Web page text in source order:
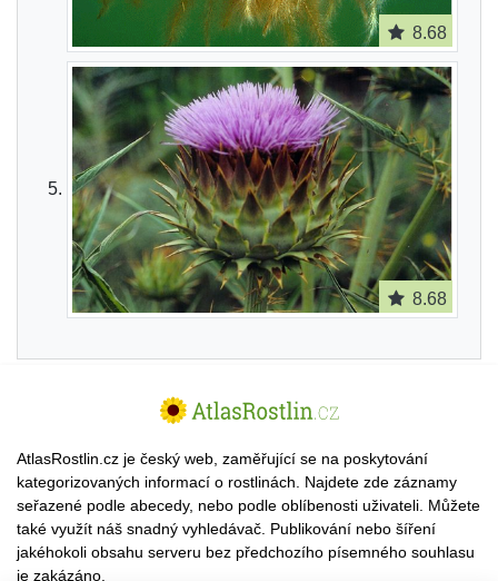
8.68
8.68
AtlasRostlin.cz je český web, zaměřující se na poskytování
kategorizovaných informací o rostlinách. Najdete zde záznamy
seřazené podle abecedy, nebo podle oblíbenosti uživateli. Můžete
také využít náš snadný vyhledávač. Publikování nebo šíření
jakéhokoli obsahu serveru bez předchozího písemného souhlasu
je zakázáno.